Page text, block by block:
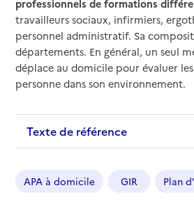
professionnels de formations
travailleurs sociaux, infirmiers,
personnel administratif. Sa
départements. En général, un seul
déplace au domicile pour évaluer
personne dans son environnement.
Texte de référence
APA à domicile GIR Plan